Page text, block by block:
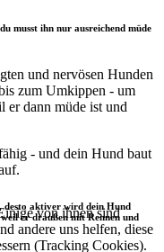
musst ihn nur ausreichend müde
und nervösen Hunden
zum Umkippen - um
er dann müde ist und
- und dein Hund baut
desto aktiver wird dein Hund
er draußen mit Rennen und
von ihnen sind
andere uns helfen, diese
(Tracking Cookies).